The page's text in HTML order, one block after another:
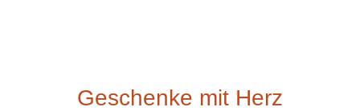
Geschenke mit Herz